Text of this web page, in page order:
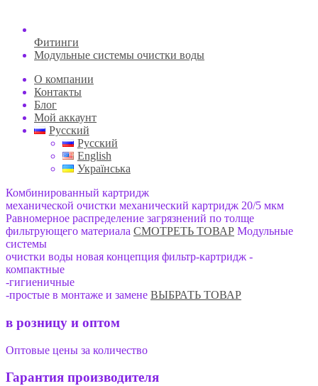
Фитинги
Модульные системы очистки воды
О компании
Контакты
Блог
Мой аккаунт
Русский
Русский
English
Українська
Комбинированный картридж
механической очистки механический картридж 20/5 мкм
Равномерное распределение загрязнений по толще
фильтрующего материала СМОТРЕТЬ ТОВАР Модульные
системы
очистки воды новая концепция фильтр-картридж -
компактные
-гигиеничные
-простые в монтаже и замене ВЫБРАТЬ ТОВАР
в розницу и оптом
Оптовые цены за количество
Гарантия производителя